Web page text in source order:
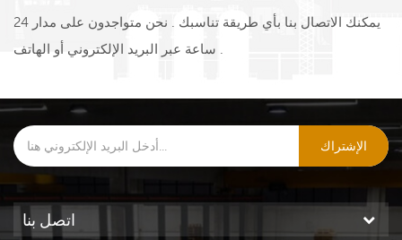
يمكنك الاتصال بنا بأي طريقة تناسبك . نحن متواجدون على مدار 24
الإشتراك
اتصل بنا